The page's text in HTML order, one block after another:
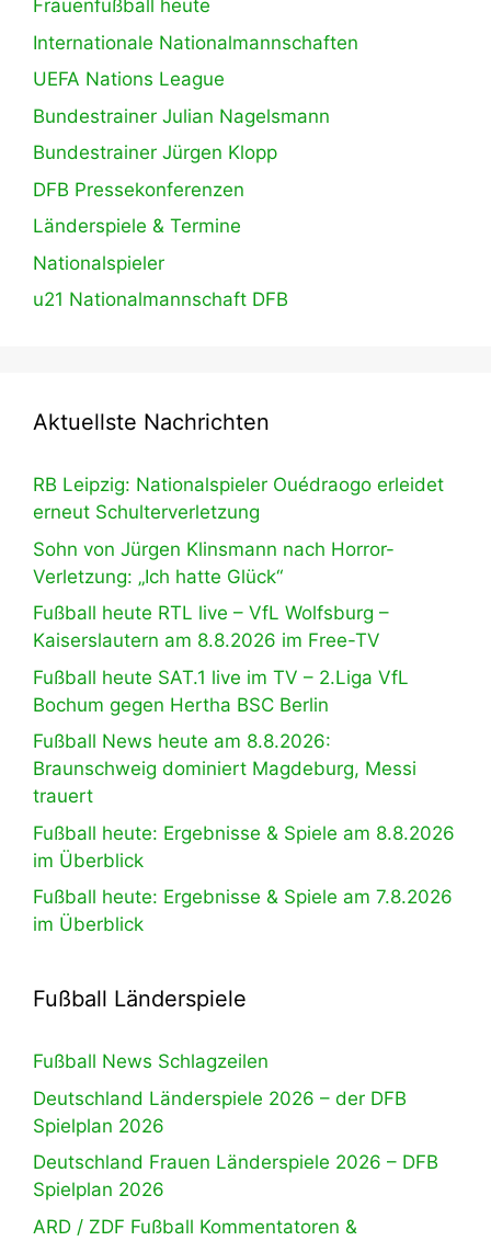
Frauenfußball heute
Internationale Nationalmannschaften
UEFA Nations League
Bundestrainer Julian Nagelsmann
Bundestrainer Jürgen Klopp
DFB Pressekonferenzen
Länderspiele & Termine
Nationalspieler
u21 Nationalmannschaft DFB
Aktuellste Nachrichten
RB Leipzig: Nationalspieler Ouédraogo erleidet
erneut Schulterverletzung
Sohn von Jürgen Klinsmann nach Horror-
Verletzung: „Ich hatte Glück“
Fußball heute RTL live – VfL Wolfsburg –
Kaiserslautern am 8.8.2026 im Free-TV
Fußball heute SAT.1 live im TV – 2.Liga VfL
Bochum gegen Hertha BSC Berlin
Fußball News heute am 8.8.2026:
Braunschweig dominiert Magdeburg, Messi
trauert
Fußball heute: Ergebnisse & Spiele am 8.8.2026
im Überblick
Fußball heute: Ergebnisse & Spiele am 7.8.2026
im Überblick
Fußball Länderspiele
Fußball News Schlagzeilen
Deutschland Länderspiele 2026 – der DFB
Spielplan 2026
Deutschland Frauen Länderspiele 2026 – DFB
Spielplan 2026
ARD / ZDF Fußball Kommentatoren &